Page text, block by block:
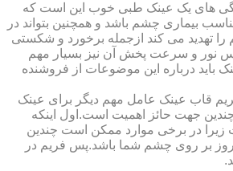
های یک عینک طبی خوب این است که
بیماری چشم باشد و همچنین بتواند در
تهدید می کند ازجمله برخورد و شکستی
نور و سرعت پخش آن نیز بسیار مهم
باید درباره این موضوعات از فروشنده
قاب عینک عامل مهم دیگر برای عینک
جهت حائز اهمیت است.اول اینکه
در برخی موارد ممکن است چندین
بر روی چشم شما باشد.پس فریم در